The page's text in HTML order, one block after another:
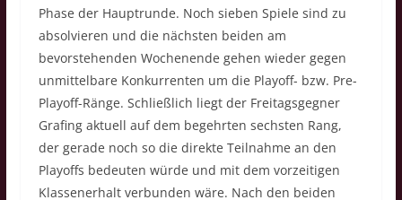
Phase der Hauptrunde. Noch sieben Spiele sind zu
absolvieren und die nächsten beiden am
bevorstehenden Wochenende gehen wieder gegen
unmittelbare Konkurrenten um die Playoff- bzw. Pre-
Playoff-Ränge. Schließlich liegt der Freitagsgegner
Grafing aktuell auf dem begehrten sechsten Rang,
der gerade noch so die direkte Teilnahme an den
Playoffs bedeuten würde und mit dem vorzeitigen
Klassenerhalt verbunden wäre. Nach den beiden